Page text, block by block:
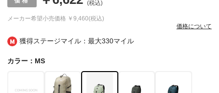
獲得ステージマイル：最大330マイル
メーカー希望小売価格 ￥9,460(税込)
(税込)
価格について
カラー：MS